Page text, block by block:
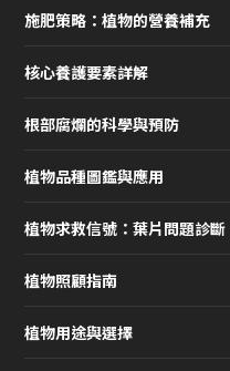
施肥策略：植物的營養補充
核心養護要素詳解
根部腐爛的科學與預防
植物品種圖鑑與應用
植物求救信號：葉片問題診斷
植物照顧指南
植物用途與選擇